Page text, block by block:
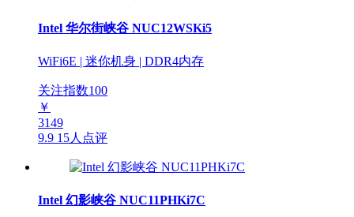
Intel 华尔街峡谷 NUC12WSKi5
WiFi6E | 迷你机身 | DDR4内存
关注指数100
￥
3149
9.9 15人点评
Intel 幻影峡谷 NUC11PHKi7C